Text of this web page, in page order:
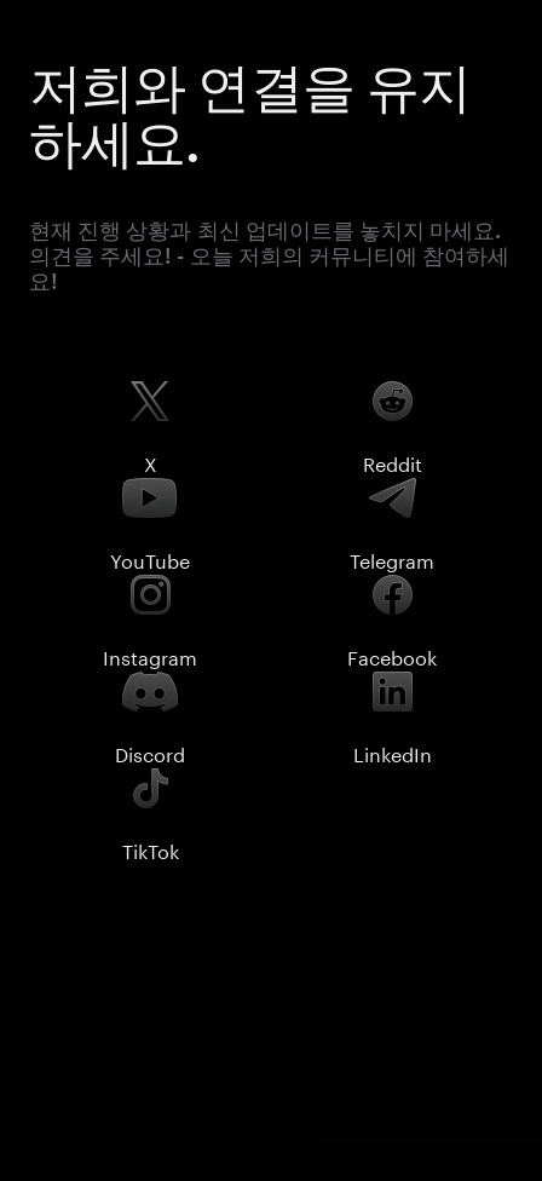
저희와 연결을 유지
하세요.
현재 진행 상황과 최신 업데이트를 놓치지 마세요.
의견을 주세요! - 오늘 저희의 커뮤니티에 참여하세
요!
X Reddit
YouTube Telegram
Instagram Facebook
Discord LinkedIn
TikTok